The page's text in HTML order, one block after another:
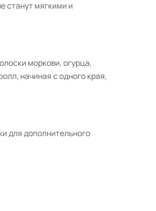
станут мягкими и
моркови, огурца,
начиная с одного края,
для дополнительного